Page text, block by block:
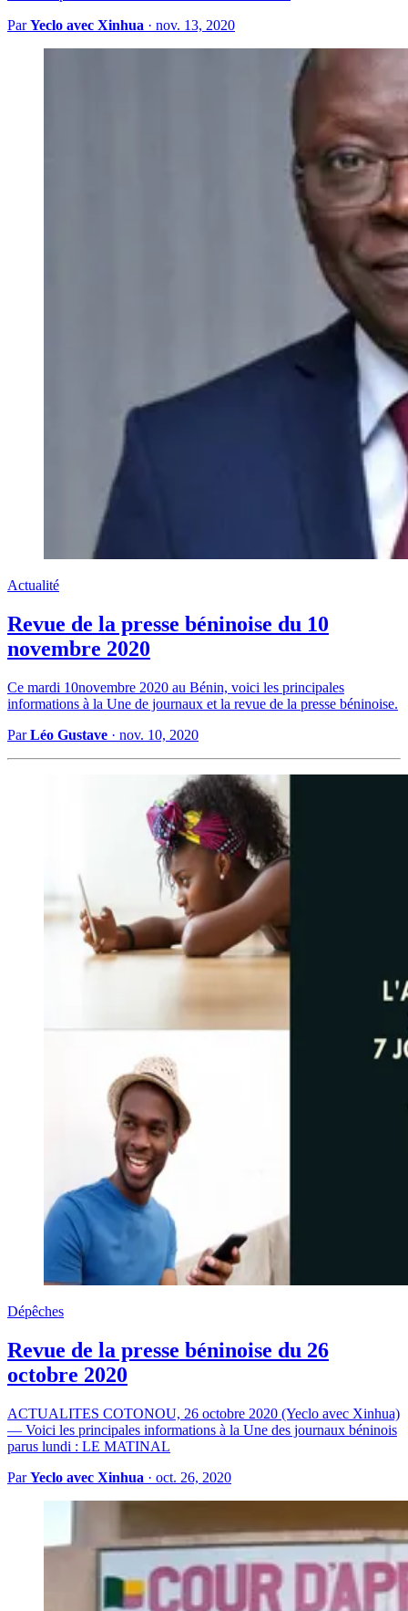
ParYeclo avec Xinhua · nov. 13, 2020
Actualité
Revue de la presse béninoise du 10
novembre 2020
Ce mardi 10novembre 2020 au Bénin, voici les principales
informations à la Une de journaux et la revue de la presse béninoise.
ParLéo Gustave · nov. 10, 2020
Dépêches
Revue de la presse béninoise du 26
octobre 2020
ACTUALITES COTONOU, 26 octobre 2020 (Yeclo avec Xinhua)
— Voici les principales informations à la Une des journaux béninois
parus lundi : LE MATINAL
ParYeclo avec Xinhua · oct. 26, 2020